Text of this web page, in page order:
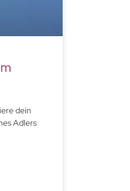
dein
Adlers